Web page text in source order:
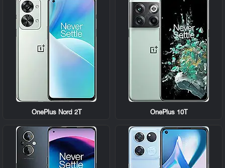
OnePlus 10T
OnePlus Nord 2T